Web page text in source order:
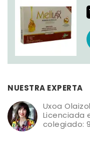
NUESTRA EXPERTA
Uxoa
Licenciada
colegiado: